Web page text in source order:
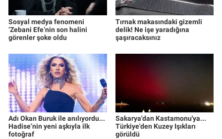
Sosyal medya fenomeni
‘Zebani Efe’nin son halini
görenler şoke oldu
Tırnak makasındaki gizemli
delik! Ne işe yaradığına
şaşıracaksınız
Adı Okan Buruk ile anılıyordu...
Hadise’nin yeni aşkıyla ilk
fotoğraf
Sakarya'dan Kastamonu'ya...
Türkiye'den Kuzey Işıkları
görüldü